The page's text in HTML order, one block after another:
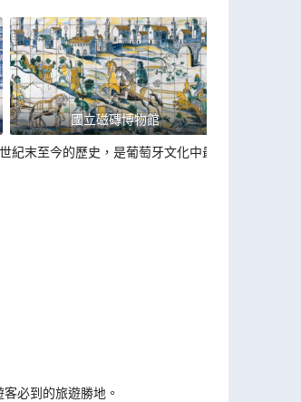
國立磁磚博物館
末至今的歷史，是葡萄牙文化中最
必到的旅遊勝地。